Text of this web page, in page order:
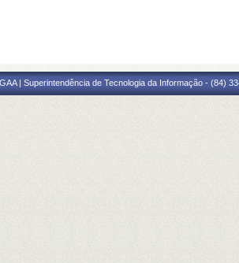
| Superintendência de Tecnologia da Informação - (84)